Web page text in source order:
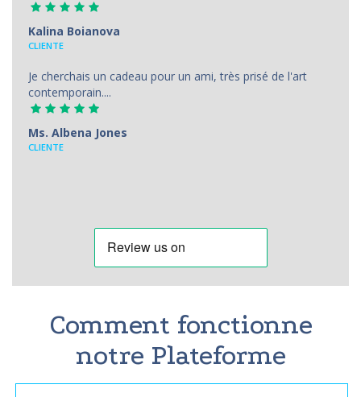
Kalina Boianova
CLIENTE
Je cherchais un cadeau pour un ami, très prisé de l'art
contemporain....
Ms. Albena Jones
CLIENTE
Comment fonctionne
notre Plateforme